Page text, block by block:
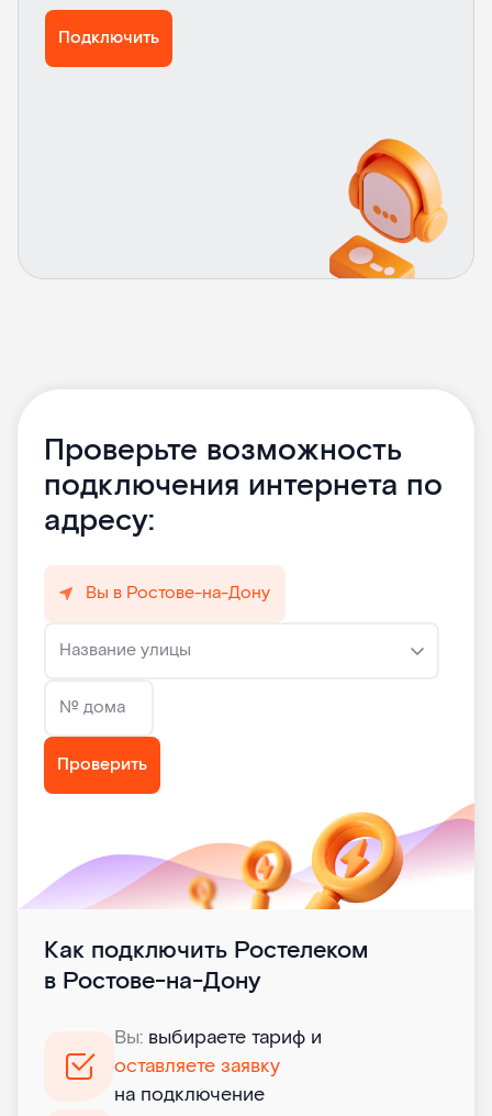
Подключить
Проверьте возможность
подключения интернета по
адресу:
Вы в Ростове-на-Дону
Название улицы
№ дома
Проверить
Как подключить Ростелеком
в Ростове-на-Дону
Вы: выбираете тариф и
оставляете заявку
на подключение